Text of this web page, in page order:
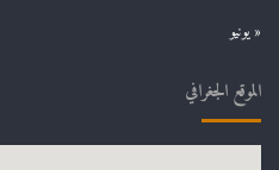
« يونيو
الموقع الجغرافي